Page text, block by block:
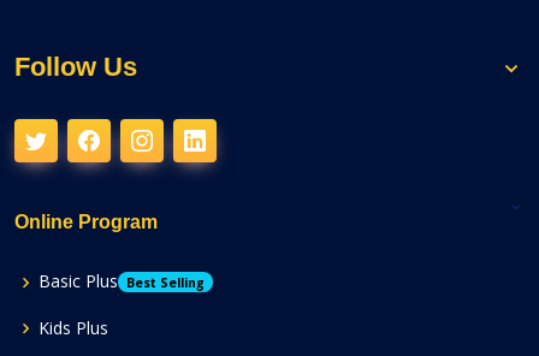
Follow Us
Online Program
Basic Plus Best Selling
Kids Plus